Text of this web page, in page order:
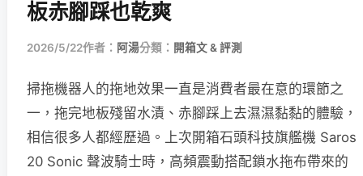
板赤腳踩也乾爽
2026/5/22作者： 阿湯分類： 開箱文 & 評測
掃拖機器人的拖地效果一直是消費者最在意的環節之
一，拖完地板殘留水漬、赤腳踩上去濕濕黏黏的體驗，
相信很多人都經歷過。上次開箱石頭科技旗艦機 Saros
20 Sonic 聲波騎士時，高頻震動搭配鎖水拖布帶來的